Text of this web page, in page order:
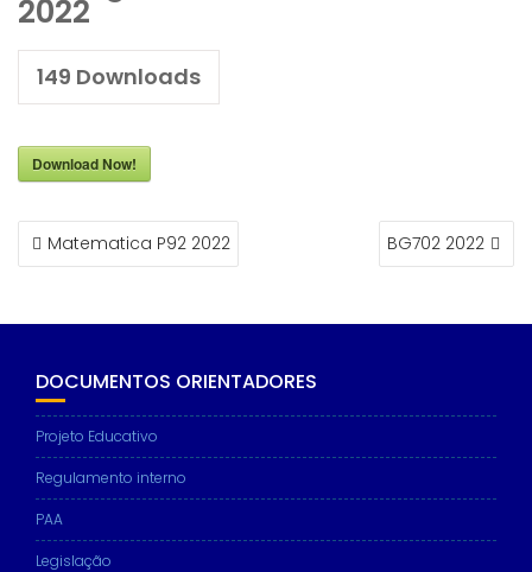
2022
149 Downloads
Download Now!
NAVEGAÇÃO
DEMatematica P92 2022 BG702 2022
DOCUMENTOS ORIENTADORES
Projeto Educativo
Regulamento interno
PAA
Legislação